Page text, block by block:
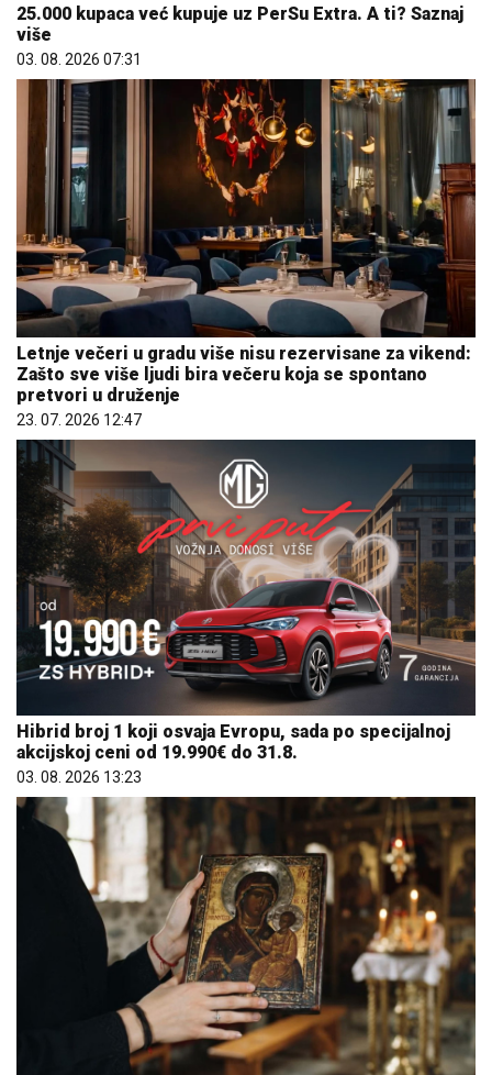
25.000 kupaca već kupuje uz PerSu Extra. A ti? Saznaj
više
03. 08. 2026 07:31
Letnje večeri u gradu više nisu rezervisane za vikend:
Zašto sve više ljudi bira večeru koja se spontano
pretvori u druženje
23. 07. 2026 12:47
Hibrid broj 1 koji osvaja Evropu, sada po specijalnoj
akcijskoj ceni od 19.990€ do 31.8.
03. 08. 2026 13:23